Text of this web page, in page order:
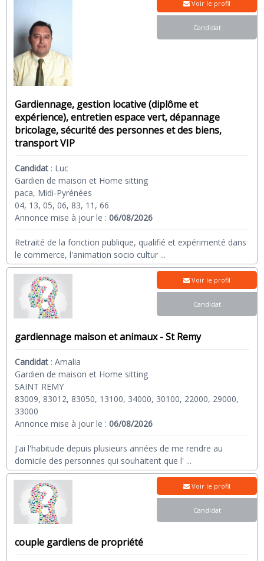
Gardiennage, gestion locative (diplôme et
expérience), entretien espace vert, dépannage
bricolage, sécurité des personnes et des biens,
transport VIP
Candidat : Luc
Gardien de maison et Home sitting
paca, Midi-Pyrénées
04, 13, 05, 06, 83, 11, 66
Annonce mise à jour le :06/08/2026
Retraité de la fonction publique, qualifié et expérimenté dans
le commerce, l'animation socio cultur ...
Voir le profil
Candidat
gardiennage maison et animaux - St Remy
Candidat :Amalia
Gardien de maison et Home sitting
SAINT REMY
83009, 83012, 83050, 13100, 34000, 30100, 22000, 29000,
33000
Annonce mise à jour le :06/08/2026
J'ai l'habitude depuis plusieurs années de me rendre au
domicile des personnes qui souhaitent que l' ...
Voir le profil
Candidat
couple gardiens de propriété
Voir le profil
Candidat